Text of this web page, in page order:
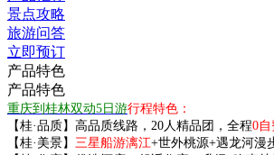
景点攻略
旅游问答
立即预订
产品特色
产品特色
重庆到桂林双动5日游行程特色：
【桂·品质】高品质线路，20人精品团，全程0自
【桂·美景】 三星船游漓江+世外桃源+遇龙河漫